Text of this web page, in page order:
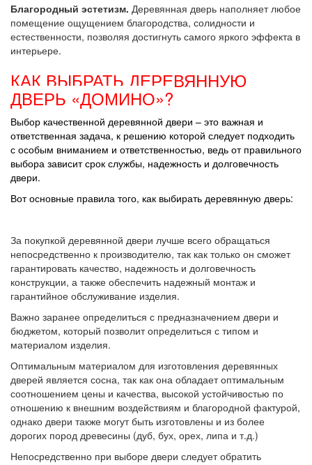
Благородный эстетизм. Деревянная дверь наполняет любое
помещение ощущением благородства, солидности и
естественности, позволяя достигнуть самого яркого эффекта в
интерьере.
КАК ВЫБРАТЬ ДЕРЕВЯННУЮ
ДВЕРЬ «ДОМИНО»?
Выбор качественной деревянной двери – это важная и
ответственная задача, к решению которой следует подходить
с особым вниманием и ответственностью, ведь от правильного
выбора зависит срок службы, надежность и долговечность
двери.
Вот основные правила того, как выбирать деревянную дверь:
За покупкой деревянной двери лучше всего обращаться
непосредственно к производителю, так как только он сможет
гарантировать качество, надежность и долговечность
конструкции, а также обеспечить надежный монтаж и
гарантийное обслуживание изделия.
Важно заранее определиться с предназначением двери и
бюджетом, который позволит определиться с типом и
материалом изделия.
Оптимальным материалом для изготовления деревянных
дверей является сосна, так как она обладает оптимальным
соотношением цены и качества, высокой устойчивостью по
отношению к внешним воздействиям и благородной фактурой,
однако двери также могут быть изготовлены и из более
дорогих пород древесины (дуб, бух, орех, липа и т.д.)
Непосредственно при выборе двери следует обратить